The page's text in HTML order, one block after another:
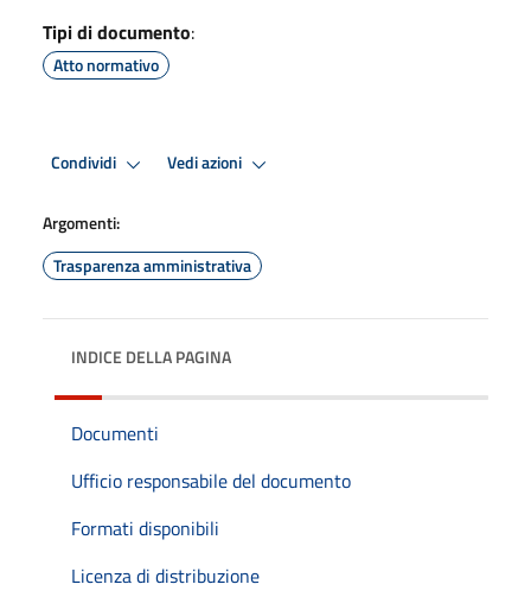
Tipi di documento:
Atto normativo
Condividi Vedi azioni
Argomenti:
Trasparenza amministrativa
INDICE DELLA PAGINA
Documenti
Ufficio responsabile del documento
Formati disponibili
Licenza di distribuzione